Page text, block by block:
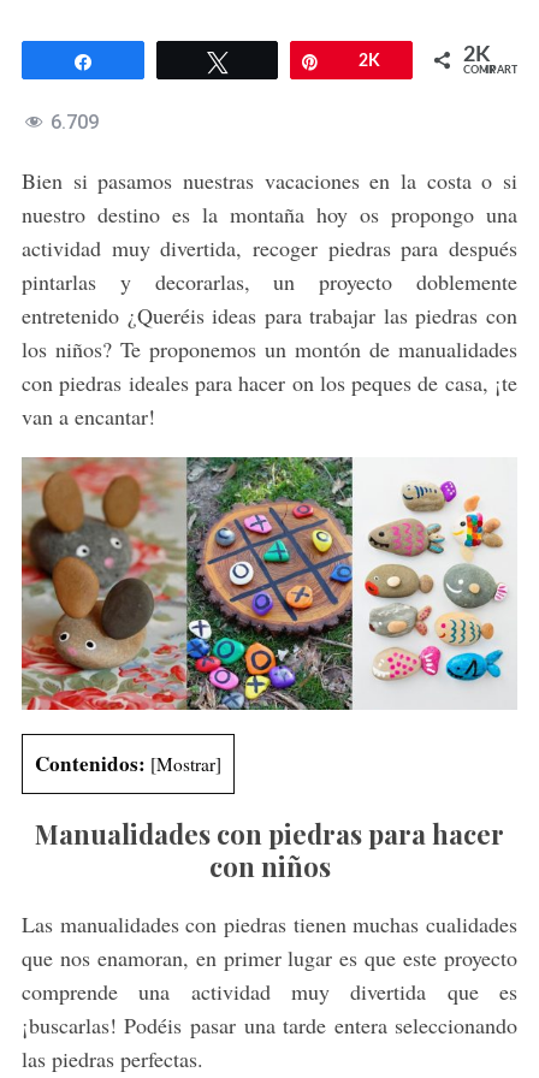
Twittear 2K 2K
COMPARTIR
6.709
Bien si pasamos nuestras vacaciones en la costa o si
nuestro destino es la montaña hoy os propongo una
actividad muy divertida, recoger piedras para después
pintarlas y decorarlas, un proyecto doblemente
entretenido ¿Queréis ideas para trabajar las piedras con
los niños? Te proponemos un montón de manualidades
con piedras ideales para hacer on los peques de casa, ¡te
van a encantar!
Contenidos: [Mostrar]
Manualidades con piedras para hacer
con niños
Las manualidades con piedras tienen muchas cualidades
que nos enamoran, en primer lugar es que este proyecto
comprende una actividad muy divertida que es
¡buscarlas! Podéis pasar una tarde entera seleccionando
las piedras perfectas.